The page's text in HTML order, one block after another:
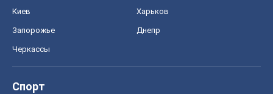
Киев Харьков
Запорожье Днепр
Черкассы
Спорт